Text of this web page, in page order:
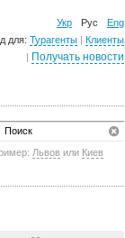
Укр Рус
Eng
для: Турагенты | Клиенты
| Получать новости
Львов или Киев